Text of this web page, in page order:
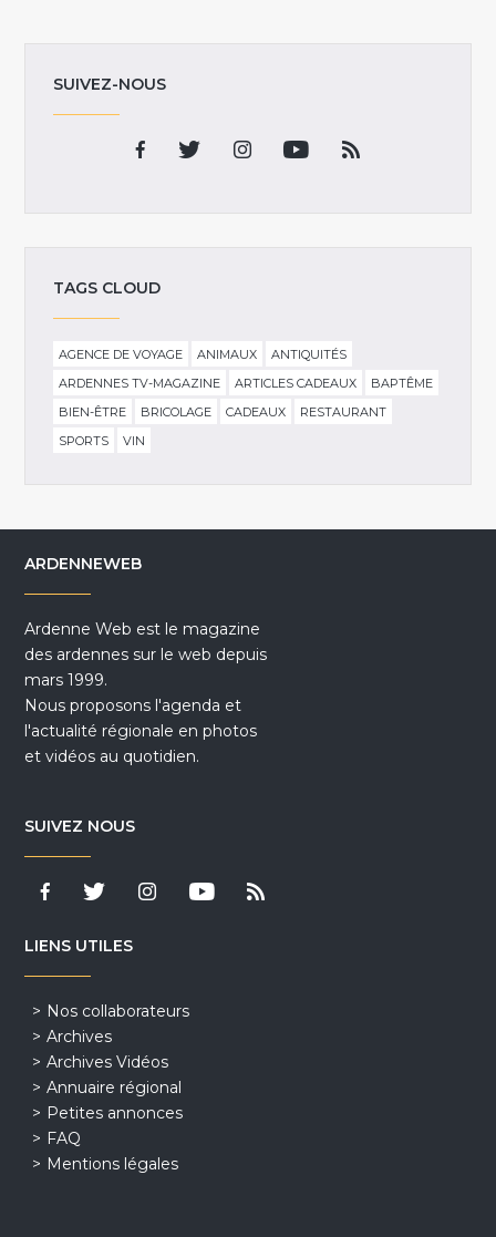
SUIVEZ-NOUS
TAGS CLOUD
AGENCE DE VOYAGE ANIMAUX
ANTIQUITÉS
ARDENNES TV-MAGAZINE
ARTICLES CADEAUX
BAPTÊME
BIEN-ÊTRE
BRICOLAGE CADEAUX
RESTAURANT
SPORTS
VIN
ARDENNEWEB
Ardenne Web est le magazine
des ardennes sur le web depuis
mars 1999.
Nous proposons l'agenda et
l'actualité régionale en photos
et vidéos au quotidien.
SUIVEZ NOUS
LIENS UTILES
Nos collaborateurs
Archives
Archives Vidéos
Annuaire régional
Petites annonces
FAQ
Mentions légales